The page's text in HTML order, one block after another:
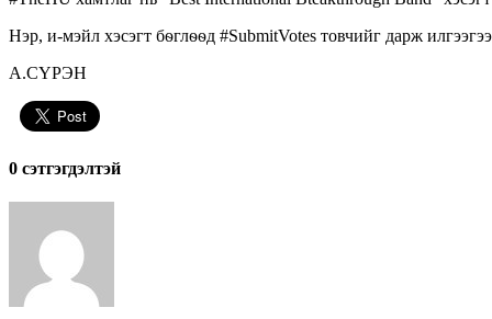
Нэр, и-мэйл хэсэгт бѳглѳѳд #SubmitVotes товчийг дарж
А.СҮРЭН
0 cэтгэгдэлтэй